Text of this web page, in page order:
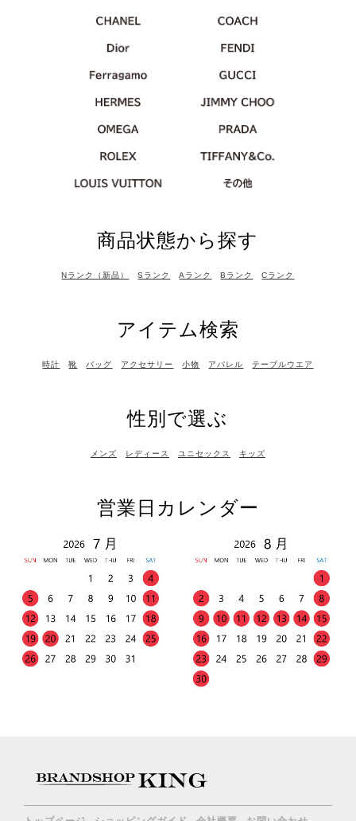
商品状態から探す
Nランク（新品） Sランク Aランク Bランク Cランク
アイテム検索
時計 靴 バッグ アクセサリー 小物 アパレル テーブルウエア
性別で選ぶ
メンズ レディース ユニセックス キッズ
営業日カレンダー